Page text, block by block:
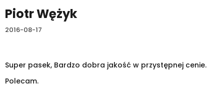
Piotr Wężyk
2016-08-17
Super pasek, Bardzo dobra jakość w przystępnej cenie.
Polecam.